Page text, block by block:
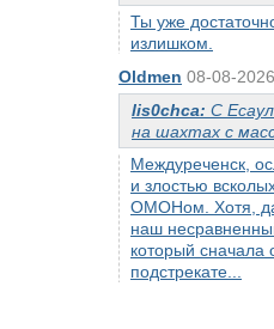
Ты уже
излишком.
Oldmen 08-08-
lis0chca: С
на шахтах с
Междуреченск,
и злостью
ОМОНом. Хотя,
наш
который сначала
подстрекате...